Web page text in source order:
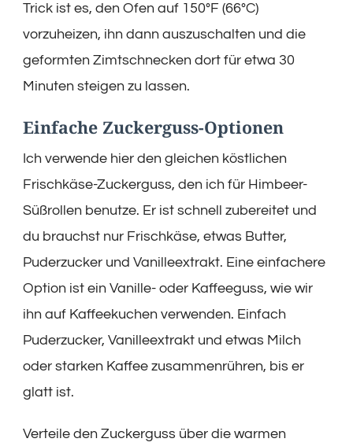
Trick ist es, den Ofen auf 150°F (66°C)
vorzuheizen, ihn dann auszuschalten und die
geformten Zimtschnecken dort für etwa 30
Minuten steigen zu lassen.
Einfache Zuckerguss-Optionen
Ich verwende hier den gleichen köstlichen
Frischkäse-Zuckerguss, den ich für Himbeer-
Süßrollen benutze. Er ist schnell zubereitet und
du brauchst nur Frischkäse, etwas Butter,
Puderzucker und Vanilleextrakt. Eine einfachere
Option ist ein Vanille- oder Kaffeeguss, wie wir
ihn auf Kaffeekuchen verwenden. Einfach
Puderzucker, Vanilleextrakt und etwas Milch
oder starken Kaffee zusammenrühren, bis er
glatt ist.
Verteile den Zuckerguss über die warmen